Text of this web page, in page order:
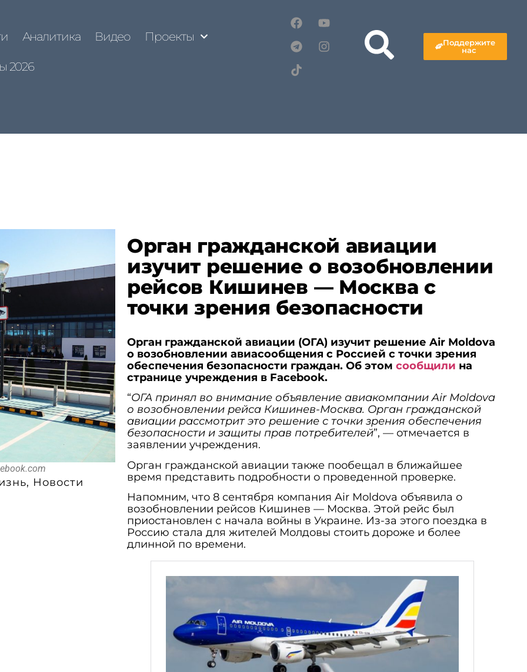
Аналитика Видео Проекты
2026
Поддержите
нас
, Новости
Орган гражданской авиации
изучит решение о возобновлении
рейсов Кишинев — Москва с
точки зрения безопасности
Орган гражданской авиации (ОГА) изучит решение Air Moldova
о возобновлении авиасообщения с Россией с точки зрения
обеспечения безопасности граждан. Об этом сообщили на
странице учреждения в Facebook.
“ОГА принял во внимание объявление авиакомпании Air Moldova
о возобновлении рейса Кишинев-Москва. Орган гражданской
авиации рассмотрит это решение с точки зрения обеспечения
безопасности и защиты прав потребителей”, — отмечается в
заявлении учреждения.
Орган гражданской авиации также пообещал в ближайшее
время представить подробности о проведенной проверке.
Напомним, что 8 сентября компания Air Moldova объявила о
возобновлении рейсов Кишинев — Москва. Этой рейс был
приостановлен с начала войны в Украине. Из-за этого поездка в
Россию стала для жителей Молдовы стоить дороже и более
длинной по времени.